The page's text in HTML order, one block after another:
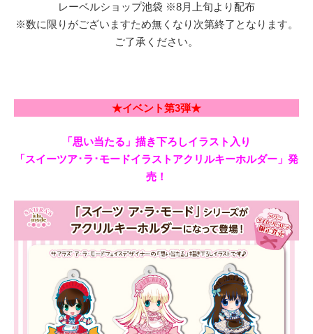
レーベルショップ池袋 ※8月上旬より配布
※数に限りがございますため無くなり次第終了となります。
ご了承ください。
★イベント第3弾★
「思い当たる」描き下ろしイラスト入り
「スイーツア･ラ･モードイラストアクリルキーホルダー」発
売！